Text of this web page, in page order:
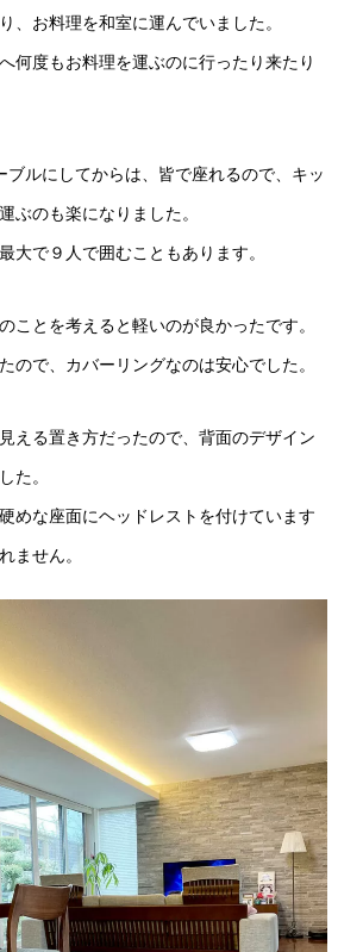
、お料理を和室に運んでいました。
何度もお料理を運ぶのに行ったり来たり
ブルにしてからは、皆で座れるので、キッ
ぶのも楽になりました。
大で９人で囲むこともあります。
ことを考えると軽いのが良かったです。
ので、カバーリングなのは安心でした。
える置き方だったので、背面のデザイン
た。
めな座面にヘッドレストを付けています
ません。